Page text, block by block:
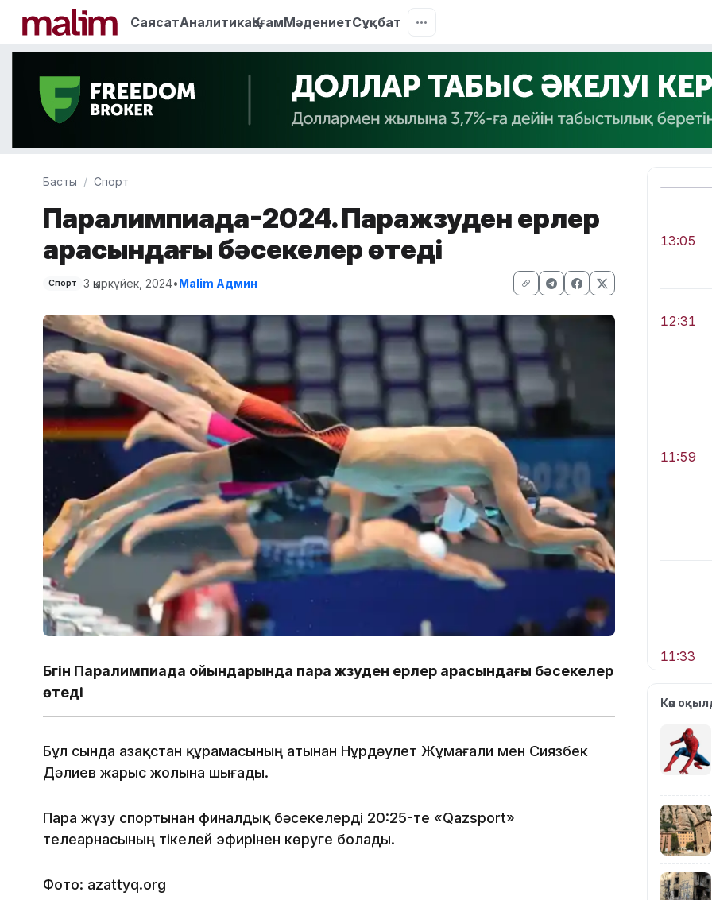
СаясатАналитикаҚоғамМәдениетСұқбат
Басты Спорт
Паралимпиада-2024. Паражүзуден ерлер
арасындағы бәсекелер өтеді
Спорт 3 қыркүйек, 2024•Malim Админ
Бүгін Паралимпиада ойындарында пара жүзуден ерлер арасындағы бәсекелер
өтеді
Бұл сында Қазақстан құрамасының атынан Нұрдәулет Жұмағали мен Сиязбек
Дәлиев жарыс жолына шығады.
Пара жүзу спортынан финалдық бәсекелерді 20:25-те «Qazsport»
телеарнасының тікелей эфирінен көруге болады.
Фото: azattyq.org
13:05
12:31
11:59
11:33
11:19
Көп